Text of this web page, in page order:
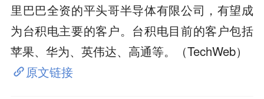
里巴巴全资的平头哥半导体有限公司，有望成
为台积电主要的客户。台积电目前的客户包括
苹果、华为、英伟达、高通等。（TechWeb）
原文链接